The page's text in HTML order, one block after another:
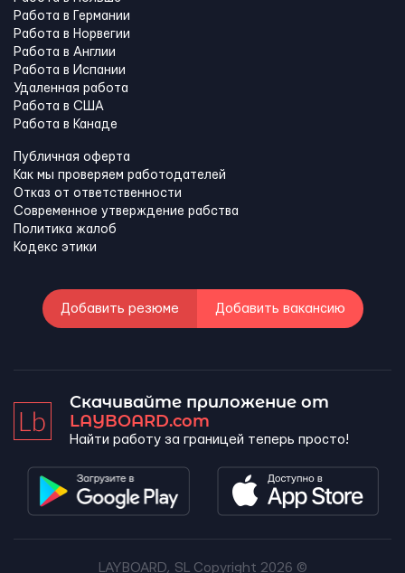
Работа в Германии
Работа в Норвегии
Работа в Англии
Работа в Испании
Удаленная работа
Работа в США
Работа в Канадe
Публичная оферта
Как мы проверяем работодателей
Отказ от ответственности
Современное утверждение рабства
Политика жалоб
Кодекс этики
Добавить резюме Добавить вакансию
Скачивайте приложение от
LAYBOARD.com
Найти работу за границей теперь просто!
LAYBOARD, SL Copyright 2026 ©